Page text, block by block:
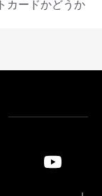
カードかどうか